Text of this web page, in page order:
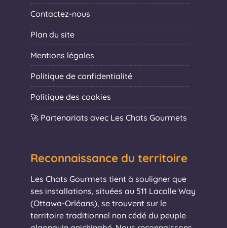
Contactez-nous
Plan du site
Mentions légales
Politique de confidentialité
Politique des cookies
🚀 Partenariats avec Les Chats Gourmets
Reconnaissance du territoire
Les Chats Gourmets tient à souligner que
ses installations, situées au 511 Lacolle Way
(Ottawa-Orléans), se trouvent sur le
territoire traditionnel non cédé du peuple